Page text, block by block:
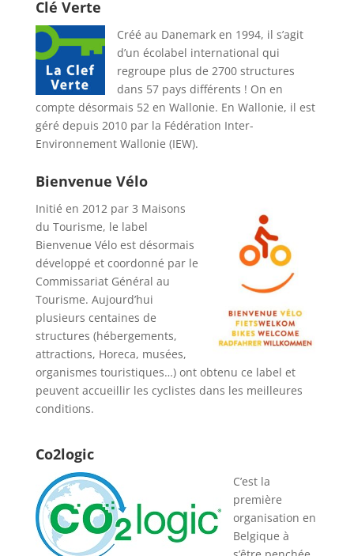
Clé Verte
Créé au Danemark en 1994, il s’agit
d’un écolabel international qui
regroupe plus de 2700 structures
dans 57 pays différents ! On en
compte désormais 52 en Wallonie. En Wallonie, il est
géré depuis 2010 par la Fédération Inter-
Environnement Wallonie (IEW).
Bienvenue Vélo
Initié en 2012 par 3 Maisons
du Tourisme, le label
Bienvenue Vélo est désormais
développé et coordonné par le
Commissariat Général au
Tourisme. Aujourd’hui
plusieurs centaines de
structures (hébergements,
attractions, Horeca, musées,
organismes touristiques…) ont obtenu ce label et
peuvent accueillir les cyclistes dans les meilleures
conditions.
Co2logic
C’est la
première
organisation en
Belgique à